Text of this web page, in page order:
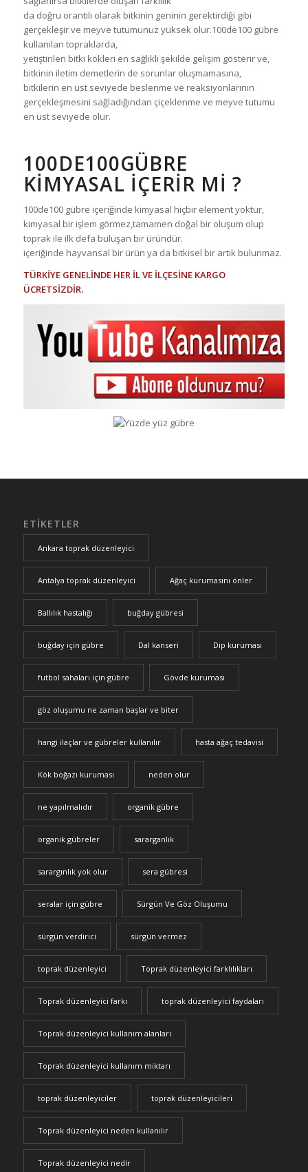
da doğru orantılı olarak bitkinin geninin gerektirdiği gibi
gerçekleşir ve meyve tutumunuz yüksek olur.100de100 gübre
kullanılan topraklarda,
yetiştirilen bitki kökleri en sağlıklı şekilde gelişim gösterir ve,
bitkinin iletim demetlerin de sorunlar oluşmamasına,
bitkilerin en üst seviyede beslenme ve reaksiyonlarının
gerçekleşmesini sağladığından çiçeklenme ve meyve tutumu
en üst seviyede olur.
100DE100GÜBRE
KİMYASAL İÇERİR Mİ ?
100de100 gübre içeriğinde kimyasal hiçbir element yoktur,
kimyasal bir işlem görmez,tamamen doğal bir oluşum olup
toprak ile ilk defa buluşan bir üründür.
içeriğinde hayvansal bir ürün ya da bitkisel bir artık bulunmaz.
TÜRKİYE GENELİNDE HER İL VE İLÇESİNE KARGO
ÜCRETSİZDİR.
ETIKETLER
Ankara toprak düzenleyici
Antalya toprak düzenleyici Ağaç kurumasını önler
Ballılık hastalığı buğday gübresi
buğday için gübre Dal kanseri Dip kuruması
futbol sahaları için gübre Gövde kuruması
göz oluşumu ne zaman başlar ve biter
hangi ilaçlar ve gübreler kullanılır hasta ağaç tedavisi
Kök boğazı kuruması neden olur
ne yapılmalıdır organik gübre
organik gübreler sararganlık
sarargınlık yok olur sera gübresi
seralar için gübre Sürgün Ve Göz Oluşumu
sürgün verdirici sürgün vermez
toprak düzenleyici Toprak düzenleyici farklılıkları
Toprak düzenleyici farkı toprak düzenleyici faydaları
Toprak düzenleyici kullanım alanları
Toprak düzenleyici kullanım miktarı
toprak düzenleyiciler toprak düzenleyicileri
Toprak düzenleyici neden kullanılır
Toprak düzenleyici nedir